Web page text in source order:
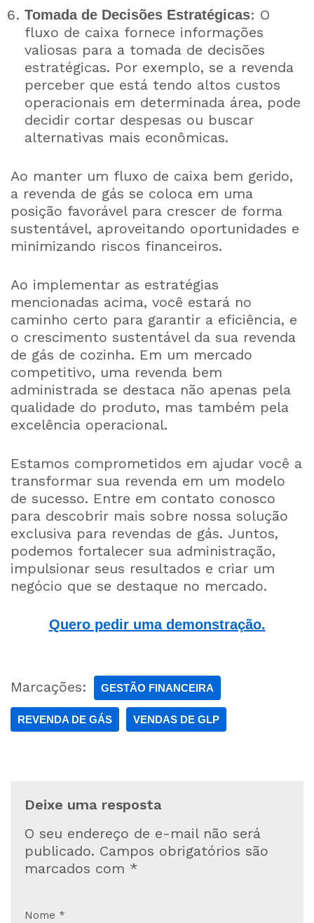
Tomada de Decisões Estratégicas: O
fluxo de caixa fornece informações
valiosas para a tomada de decisões
estratégicas. Por exemplo, se a revenda
perceber que está tendo altos custos
operacionais em determinada área, pode
decidir cortar despesas ou buscar
alternativas mais econômicas.
Ao manter um fluxo de caixa bem gerido,
a revenda de gás se coloca em uma
posição favorável para crescer de forma
sustentável, aproveitando oportunidades e
minimizando riscos financeiros.
Ao implementar as estratégias
mencionadas acima, você estará no
caminho certo para garantir a eficiência, e
o crescimento sustentável da sua revenda
de gás de cozinha. Em um mercado
competitivo, uma revenda bem
administrada se destaca não apenas pela
qualidade do produto, mas também pela
excelência operacional.
Estamos comprometidos em ajudar você a
transformar sua revenda em um modelo
de sucesso. Entre em contato conosco
para descobrir mais sobre nossa solução
exclusiva para revendas de gás. Juntos,
podemos fortalecer sua administração,
impulsionar seus resultados e criar um
negócio que se destaque no mercado.
Quero pedir uma demonstração.
Marcações: GESTÃO FINANCEIRA
REVENDA DE GÁS VENDAS DE GLP
Deixe uma resposta
O seu endereço de e-mail não será
publicado. Campos obrigatórios são
marcados com *
Nome *